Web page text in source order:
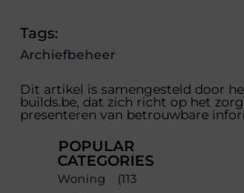
Tags:
Archiefbeheer
Dit artikel is samengesteld door
builds.be, dat zich richt op het
presenteren van betrouwbare
POPULAR
CATEGORIES
Woning
(113